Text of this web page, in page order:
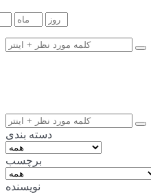
دسته بندی
برچسب
نویسنده